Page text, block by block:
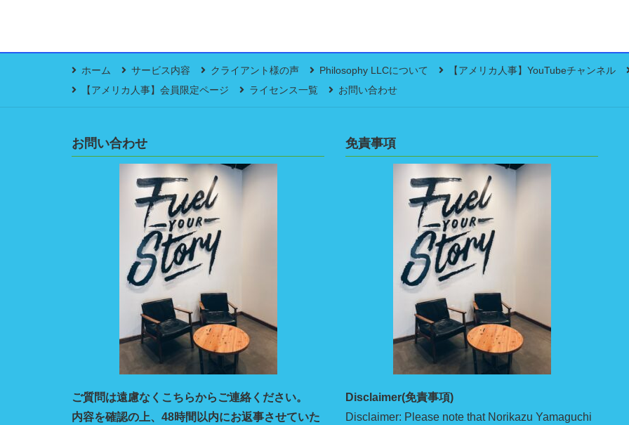
ホーム サービス内容 クライアント様の声 Philosophy LLCについて 【アメリカ人事】YouTubeチャンネル
【アメリカ人事】会員限定ページ
ライセンス一覧 お問い合わせ
お問い合わせ
ご質問は遠慮なくこちらからご連絡ください。
内容を確認の上、48時間以内にお返事させていた
免責事項
Disclaimer(免責事項)
Disclaimer: Please note that Norikazu Yamaguchi